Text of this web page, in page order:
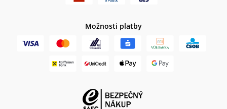
Možnosti platby